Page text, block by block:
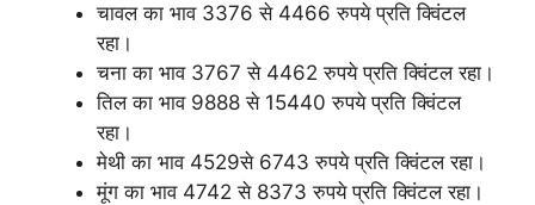
चावल का भाव 3376 से 4466 रुपये प्रति क्विंटल
रहा।
चना का भाव 3767 से 4462 रुपये प्रति क्विंटल रहा।
तिल का भाव 9888 से 15440 रुपये प्रति क्विंटल
रहा।
मेथी का भाव 4529से 6743 रुपये प्रति क्विंटल रहा।
मूंग का भाव 4742 से 8373 रुपये प्रति क्विंटल रहा।